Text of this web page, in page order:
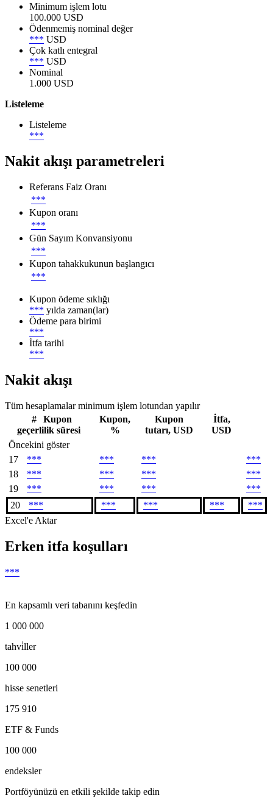
Minimum işlem lotu
100.000 USD
Ödenmemiş nominal değer
*** USD
Çok katlı entegral
*** USD
Nominal
1.000 USD
Listeleme
Listeleme
***
Nakit akışı parametreleri
Referans Faiz Oranı
***
Kupon oranı
***
Gün Sayım Konvansiyonu
***
Kupon tahakkukunun başlangıcı
***
Kupon ödeme sıklığı
*** yılda zaman(lar)
Ödeme para birimi
***
İtfa tarihi
***
Nakit akışı
Tüm hesaplamalar minimum işlem lotundan yapılır
#
Kupon
geçerlilik süresi
Kupon,
%
Kupon
tutarı, USD
İtfa,
USD
Öncekini göster
17
*** *** ***
***
18
*** *** ***
***
19
*** *** ***
***
20
*** *** *** ***
***
Excel'e Aktar
Erken itfa koşulları
***
En kapsamlı veri tabanını keşfedin
1 000 000
tahvi̇ller
100 000
hisse senetleri
175 910
ETF & Funds
100 000
endeksler
Portföyünüzü en etkili şekilde takip edin